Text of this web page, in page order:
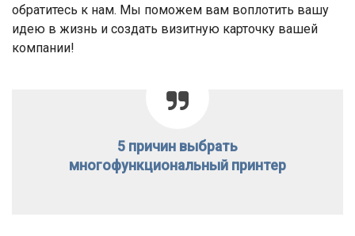
обратитесь к нам. Мы поможем вам воплотить вашу
идею в жизнь и создать визитную карточку вашей
компании!
5 причин выбрать
многофункциональный принтер